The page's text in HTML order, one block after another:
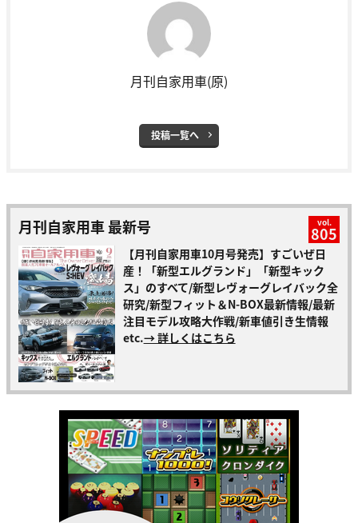
月刊自家用車(原)
投稿一覧へ
月刊自家用車 最新号 vol.
805
【月刊自家用車10月号発売】すごいぜ日
産！「新型エルグランド」「新型キック
ス」のすべて/新型レヴォーグレイバック全
研究/新型フィット＆N-BOX最新情報/最新
注目モデル攻略大作戦/新車値引き生情報
etc.→ 詳しくはこちら